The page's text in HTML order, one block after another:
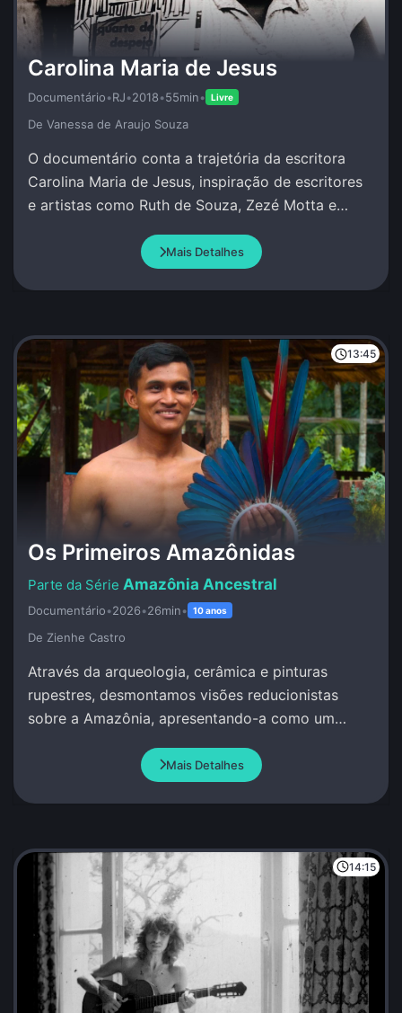
Carolina Maria de Jesus
Documentário•RJ•2018•55min• Livre
De Vanessa de Araujo Souza
O documentário conta a trajetória da escritora
Carolina Maria de Jesus, inspiração de escritores
e artistas como Ruth de Souza, Zezé Motta e
Mais Detalhes
13:45
Os Primeiros Amazônidas
Amazônia Ancestral
Documentário•2026•26min• 10 anos
De Zienhe Castro
Através da arqueologia, cerâmica e pinturas
rupestres, desmontamos visões reducionistas
sobre a Amazônia, apresentando-a como um
Mais Detalhes
14:15